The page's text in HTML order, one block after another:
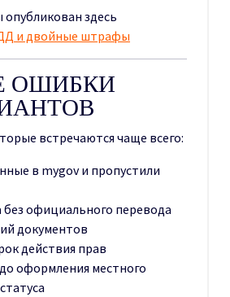
здесь
и двойные штрафы
ОШИБКИ
встречаются чаще всего:
в mygov и пропустили
без официального перевода
документов
действия прав
оформления местного